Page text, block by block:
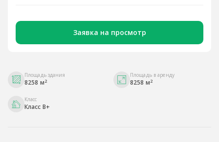
Заявка на просмотр
Площадь здания
8258 м2
Площадь в аренду
8258 м2
Класс
Класс B+